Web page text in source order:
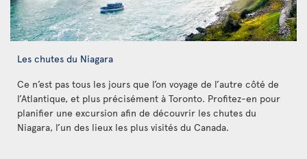
Les chutes du Niagara
Ce n’est pas tous les jours que l’on voyage de l’autre côté de
l’Atlantique, et plus précisément à Toronto. Profitez-en pour
planifier une excursion afin de découvrir les chutes du
Niagara, l’un des lieux les plus visités du Canada.